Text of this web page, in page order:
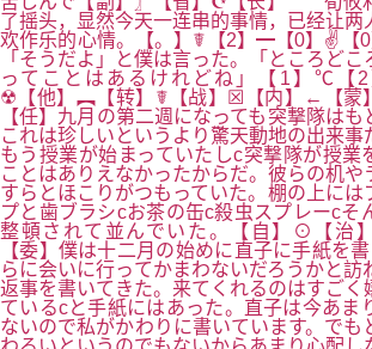
了摇头，显然今天一连串的事情，已经让两
欢作乐的心情。【。】☤【2】━【0】✌【
「そうだよ」と僕は言った。「ところど
ってことはあるけれどね」【1】℃【2
☢【他】︻【转】☤【战】☒【内】←【蒙
【任】九月の第二週になっても突撃隊はも
これは珍しいというより驚天動地の出来事
もう授業が始まっていたしc突撃隊が授業
ことはありえなかったからだ。彼らの机や
すらとほこりがつもっていた。棚の上には
プと歯ブラシcお茶の缶c殺虫スプレーcそ
整頓されて並んでいた。【自】⊙【治
【委】僕は十二月の始めに直子に手紙を
らに会いに行ってかまわないだろうかと訪
返事を書いてきた。来てくれるのはすごく
ているcと手紙にはあった。直子は今あま
ないので私がかわりに書いています。でも